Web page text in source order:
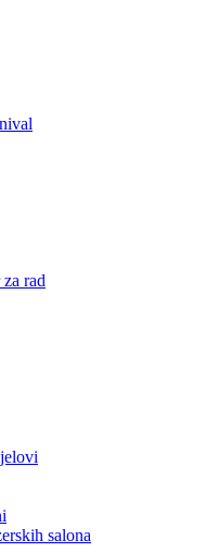
rad
salona